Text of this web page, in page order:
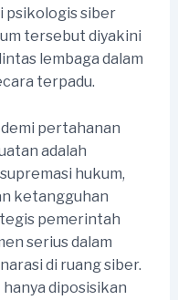
psikologis siber
tersebut diyakini
lembaga dalam
terpadu.
pertahanan
adalah
hukum,
ketangguhan
pemerintah
serius dalam
di ruang siber.
diposisikan